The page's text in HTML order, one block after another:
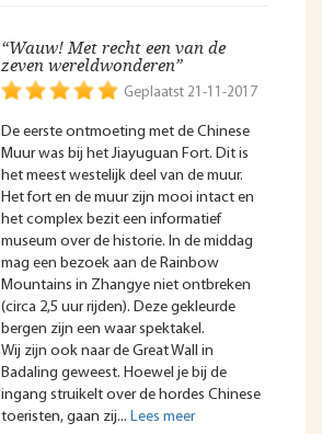
“Wauw! Met recht een van de
zeven wereldwonderen”
Geplaatst 21-11-2017
De eerste ontmoeting met de Chinese
Muur was bij het Jiayuguan Fort. Dit is
het meest westelijk deel van de muur.
Het fort en de muur zijn mooi intact en
het complex bezit een informatief
museum over de historie. In de middag
mag een bezoek aan de Rainbow
Mountains in Zhangye niet ontbreken
(circa 2,5 uur rijden). Deze gekleurde
bergen zijn een waar spektakel.
Wij zijn ook naar de Great Wall in
Badaling geweest. Hoewel je bij de
ingang struikelt over de hordes Chinese
toeristen, gaan zij